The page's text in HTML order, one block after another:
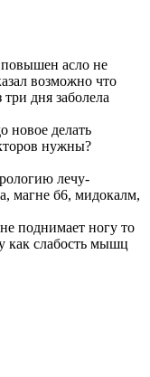
асло не
возможно что
дня заболела
новое делать
нужны?
лечу-
магне б6, мидокалм,
поднимает ногу то
как слабость мышц